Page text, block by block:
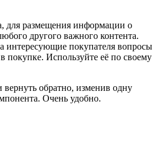
для размещения информации о
другого важного контента.
интересующие покупателя вопросы
покупке. Используйте её по своему
обратно, изменив одну
Очень удобно.